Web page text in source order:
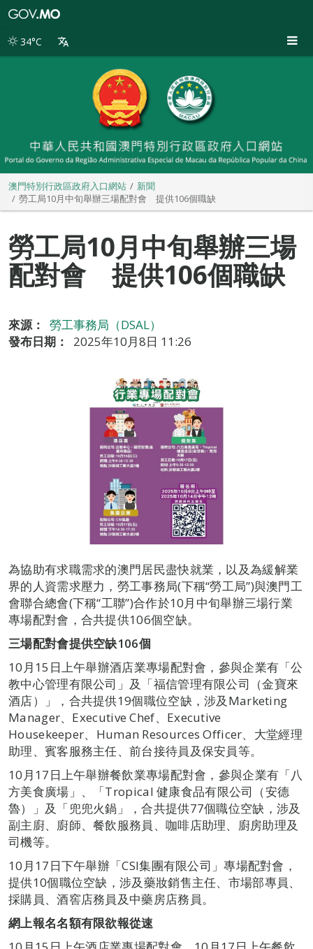
別
34°C
澳門特別行政區政府入口網站
新聞
勞工局10月中旬舉辦三場配對會 提供106個職缺
勞工局10月中旬舉辦三場
配對會 提供106個職缺
來源：
勞工事務局（DSAL）
發布日期：
2025年10月8日 11:26
為協助有求職需求的澳門居民盡快就業，以及為緩解業
界的人資需求壓力，勞工事務局(下稱“勞工局”)與澳門工
會聯合總會(下稱“工聯”)合作於10月中旬舉辦三場行業
專場配對會，合共提供106個空缺。
三場配對會提供空缺106個
10月15日上午舉辦酒店業專場配對會，參與企業有「公
教中心管理有限公司」及「福信管理有限公司（金寶來
酒店）」，合共提供19個職位空缺，涉及Marketing
Manager、Executive Chef、Executive
Housekeeper、Human Resources Officer、大堂經理
助理、賓客服務主任、前台接待員及保安員等。
10月17日上午舉辦餐飲業專場配對會，參與企業有「八
方美食廣場」、「Tropical 健康食品有限公司（安德
魯）」及「兜兜火鍋」，合共提供77個職位空缺，涉及
副主廚、廚師、餐飲服務員、咖啡店助理、廚房助理及
司機等。
10月17日下午舉辦「CSI集團有限公司」專場配對會，
提供10個職位空缺，涉及藥妝銷售主任、市場部專員、
採購員、酒窖店務員及中藥房店務員。
網上報名名額有限欲報從速